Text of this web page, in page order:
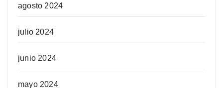
agosto 2024
julio 2024
junio 2024
mayo 2024